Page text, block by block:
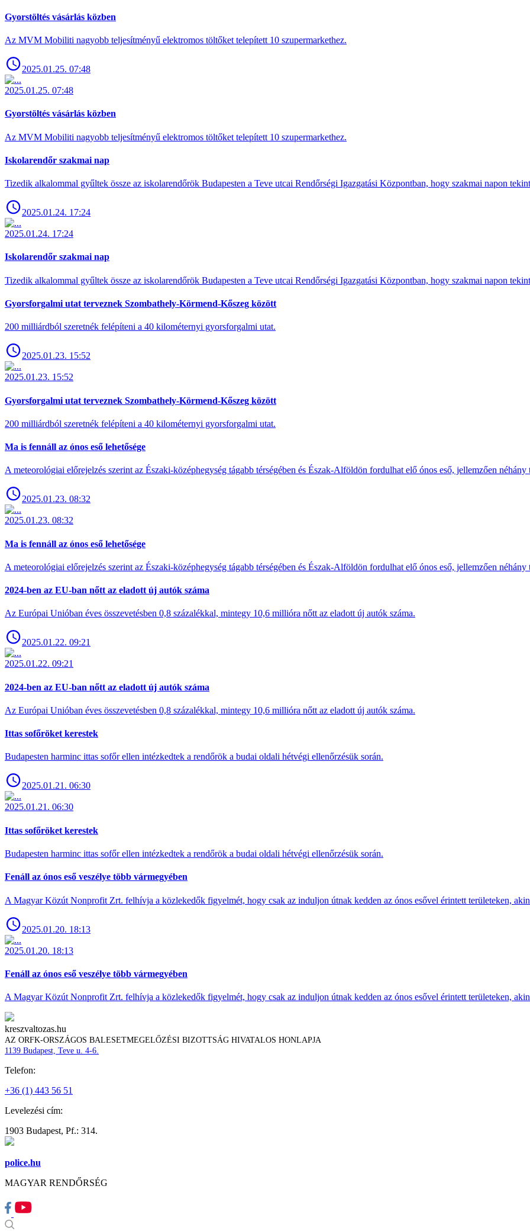
Gyorstöltés vásárlás közben
Az MVM Mobiliti nagyobb teljesítményű elektromos töltőket telepített 10 szupermarkethez.
2025.01.25. 07:48
2025.01.25. 07:48
Gyorstöltés vásárlás közben
Az MVM Mobiliti nagyobb teljesítményű elektromos töltőket telepített 10 szupermarkethez.
Iskolarendőr szakmai nap
Tizedik alkalommal gyűltek össze az iskolarendőrök Budapesten a Teve utcai Rendőrségi Igazgatási Központban, hogy szakmai napon
2025.01.24. 17:24
2025.01.24. 17:24
Iskolarendőr szakmai nap
Tizedik alkalommal gyűltek össze az iskolarendőrök Budapesten a Teve utcai Rendőrségi Igazgatási Központban, hogy szakmai napon
Gyorsforgalmi utat terveznek Szombathely-Körmend-Kőszeg között
200 milliárdból szeretnék felépíteni a 40 kilométernyi gyorsforgalmi utat.
2025.01.23. 15:52
2025.01.23. 15:52
Gyorsforgalmi utat terveznek Szombathely-Körmend-Kőszeg között
200 milliárdból szeretnék felépíteni a 40 kilométernyi gyorsforgalmi utat.
Ma is fennáll az ónos eső lehetősége
A meteorológiai előrejelzés szerint az Északi-középhegység tágabb térségében és Észak-Alföldön fordulhat elő ónos eső, jellemzően
2025.01.23. 08:32
2025.01.23. 08:32
Ma is fennáll az ónos eső lehetősége
A meteorológiai előrejelzés szerint az Északi-középhegység tágabb térségében és Észak-Alföldön fordulhat elő ónos eső, jellemzően
2024-ben az EU-ban nőtt az eladott új autók száma
Az Európai Unióban éves összevetésben 0,8 százalékkal, mintegy 10,6 millióra nőtt az eladott új autók száma.
2025.01.22. 09:21
2025.01.22. 09:21
2024-ben az EU-ban nőtt az eladott új autók száma
Az Európai Unióban éves összevetésben 0,8 százalékkal, mintegy 10,6 millióra nőtt az eladott új autók száma.
Ittas sofőröket kerestek
Budapesten harminc ittas sofőr ellen intézkedtek a rendőrök a budai oldali hétvégi ellenőrzésük során.
2025.01.21. 06:30
2025.01.21. 06:30
Ittas sofőröket kerestek
Budapesten harminc ittas sofőr ellen intézkedtek a rendőrök a budai oldali hétvégi ellenőrzésük során.
Fenáll az ónos eső veszélye több vármegyében
A Magyar Közút Nonprofit Zrt. felhívja a közlekedők figyelmét, hogy csak az induljon útnak kedden az ónos esővel érintett területeken,
2025.01.20. 18:13
2025.01.20. 18:13
Fenáll az ónos eső veszélye több vármegyében
A Magyar Közút Nonprofit Zrt. felhívja a közlekedők figyelmét, hogy csak az induljon útnak kedden az ónos esővel érintett területeken,
kreszvaltozas.hu
AZ ORFK-ORSZÁGOS BALESETMEGELŐZÉSI BIZOTTSÁG HIVATALOS HONLAPJA
1139 Budapest, Teve u. 4-6.
Telefon:
+36 (1) 443 56 51
Levelezési cím:
1903 Budapest, Pf.: 314.
police.hu
MAGYAR RENDŐRSÉG